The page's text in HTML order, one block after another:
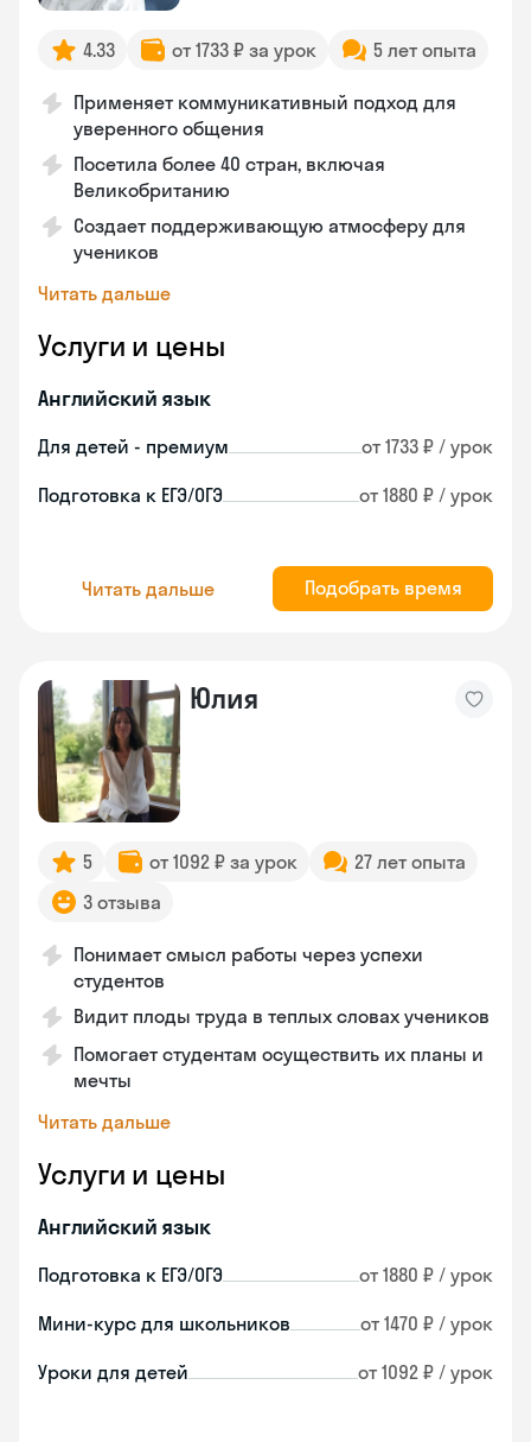
4.33 от 1733 ₽ за урок 5 лет опыта
Применяет коммуникативный подход для
уверенного общения
Посетила более 40 стран, включая
Великобританию
Создает поддерживающую атмосферу для
учеников
Читать дальше
Услуги и цены
Английский язык
Для детей - премиум от 1733 ₽ / урок
Подготовка к ЕГЭ/ОГЭ от 1880 ₽ / урок
Читать дальше Подобрать время
Юлия
5 от 1092 ₽ за урок
27 лет опыта
3 отзыва
Понимает смысл работы через успехи
студентов
Видит плоды труда в теплых словах учеников
Помогает студентам осуществить их планы и
мечты
Читать дальше
Услуги и цены
Английский язык
Подготовка к ЕГЭ/ОГЭ от 1880 ₽ / урок
Мини-курс для школьников от 1470 ₽ / урок
Уроки для детей от 1092 ₽ / урок